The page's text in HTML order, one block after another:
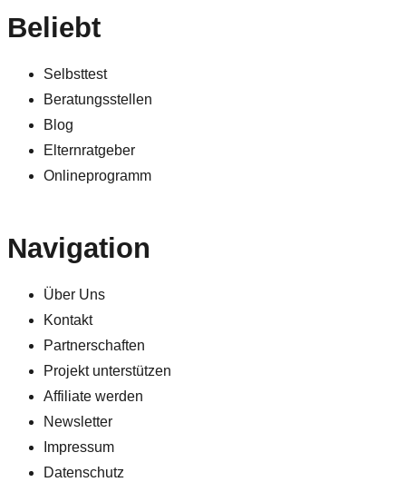
Beliebt
Selbsttest
Beratungsstellen
Blog
Elternratgeber
Onlineprogramm
Navigation
Über Uns
Kontakt
Partnerschaften
Projekt unterstützen
Affiliate werden
Newsletter
Impressum
Datenschutz